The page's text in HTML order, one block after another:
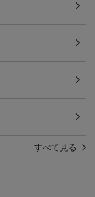
すべて見る